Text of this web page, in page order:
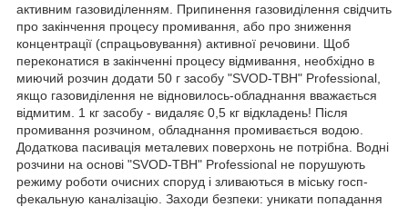
активним газовиділенням. Припинення газовиділення свідчить
про закінчення процесу промивання, або про зниження
концентрації (спрацьовування) активної речовини. Щоб
переконатися в закінченні процесу відмивання, необхідно в
миючий розчин додати 50 г засобу "SVOD-ТВН" Professional,
якщо газовиділення не відновилось-обладнання вважається
відмитим. 1 кг засобу - видаляє 0,5 кг відкладень! Після
промивання розчином, обладнання промивається водою.
Додаткова пасивація металевих поверхонь не потрібна. Водні
розчини на основі "SVOD-ТВН" Professional не порушують
режиму роботи очисних споруд і зливаються в міську госп-
фекальную каналізацію. Заходи безпеки: уникати попадання